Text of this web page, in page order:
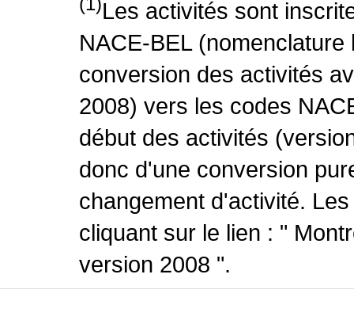
Les activités sont
NACE-BEL
conversion des activités
2008) vers les codes
début des activités
donc d'une conversion
changement d'activité.
cliquant sur le lien : "
version 2008 ".